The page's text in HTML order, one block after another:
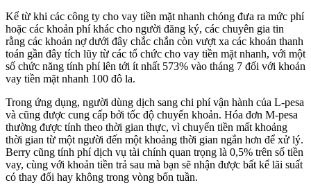
Kể từ khi các công ty cho vay tiền mặt nhanh chóng đưa ra mức phí
hoặc các khoản phí khác cho người đăng ký, các chuyên gia tin
rằng các khoản nợ dưới đây chắc chắn còn vượt xa các khoản thanh
toán gần đây tích lũy từ các tổ chức cho vay tiền mặt nhanh, với một
số chức năng tính phí lên tới ít nhất 573% vào tháng 7 đối với khoản
vay tiền mặt nhanh 100 đô la.
Trong ứng dụng, người dùng dịch sang chi phí vận hành của L-pesa
và cũng được cung cấp bởi tốc độ chuyển khoản. Hóa đơn M-pesa
thường được tính theo thời gian thực, vì chuyển tiền mất khoảng
thời gian từ một người đến một khoảng thời gian ngắn hơn để xử lý.
Berry cũng tính phí dịch vụ tài chính quan trọng là 0,5% trên số tiền
vay, cùng với khoản tiền trả sau mà bạn sẽ nhận được bất kể lãi suất
có thay đổi hay không trong vòng bốn tuần.